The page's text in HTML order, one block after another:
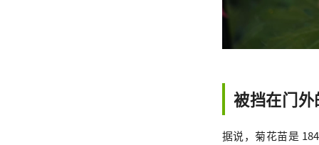
被挡在门
据说，菊花苗是